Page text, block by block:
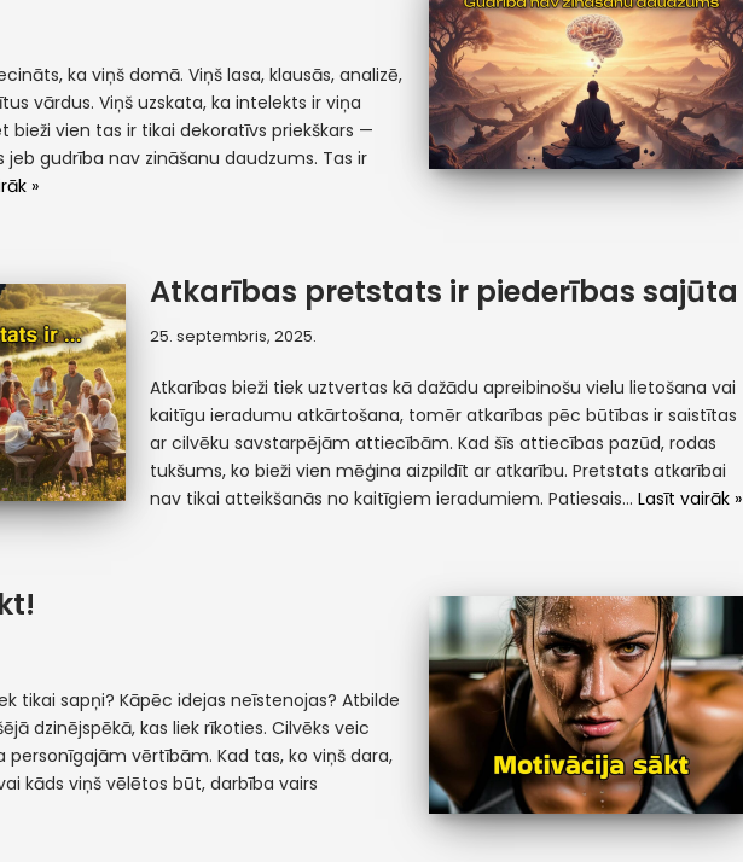
ka viņš domā. Viņš lasa, klausās, analizē,
vārdus. Viņš uzskata, ka intelekts ir viņa
bieži vien tas ir tikai dekoratīvs priekškars —
jeb gudrība nav zināšanu daudzums. Tas ir
»
Atkarības pretstats ir piederības sajūta
25. septembris, 2025.
Atkarības bieži tiek uztvertas kā dažādu apreibinošu vielu lietošana vai
kaitīgu ieradumu atkārtošana, tomēr atkarības pēc būtības ir saistītas
ar cilvēku savstarpējām attiecībām. Kad šīs attiecības pazūd, rodas
tukšums, ko bieži vien mēģina aizpildīt ar atkarību. Pretstats atkarībai
nav tikai atteikšanās no kaitīgiem ieradumiem. Patiesais…Lasīt vairāk »
tikai sapņi? Kāpēc idejas neīstenojas? Atbilde
dzinējspēkā, kas liek rīkoties. Cilvēks veic
personīgajām vērtībām. Kad tas, ko viņš dara,
kāds viņš vēlētos būt, darbība vairs